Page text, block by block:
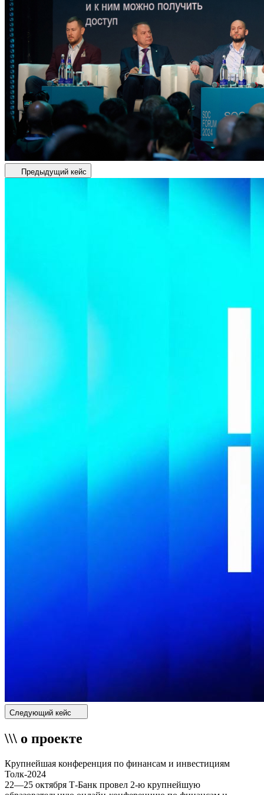
Предыдущий кейс
Следующий кейс
\\\ о проекте
Крупнейшая конференция по финансам и инвестициям
Толк-2024
22—25 октября Т-Банк провел 2-ю крупнейшую